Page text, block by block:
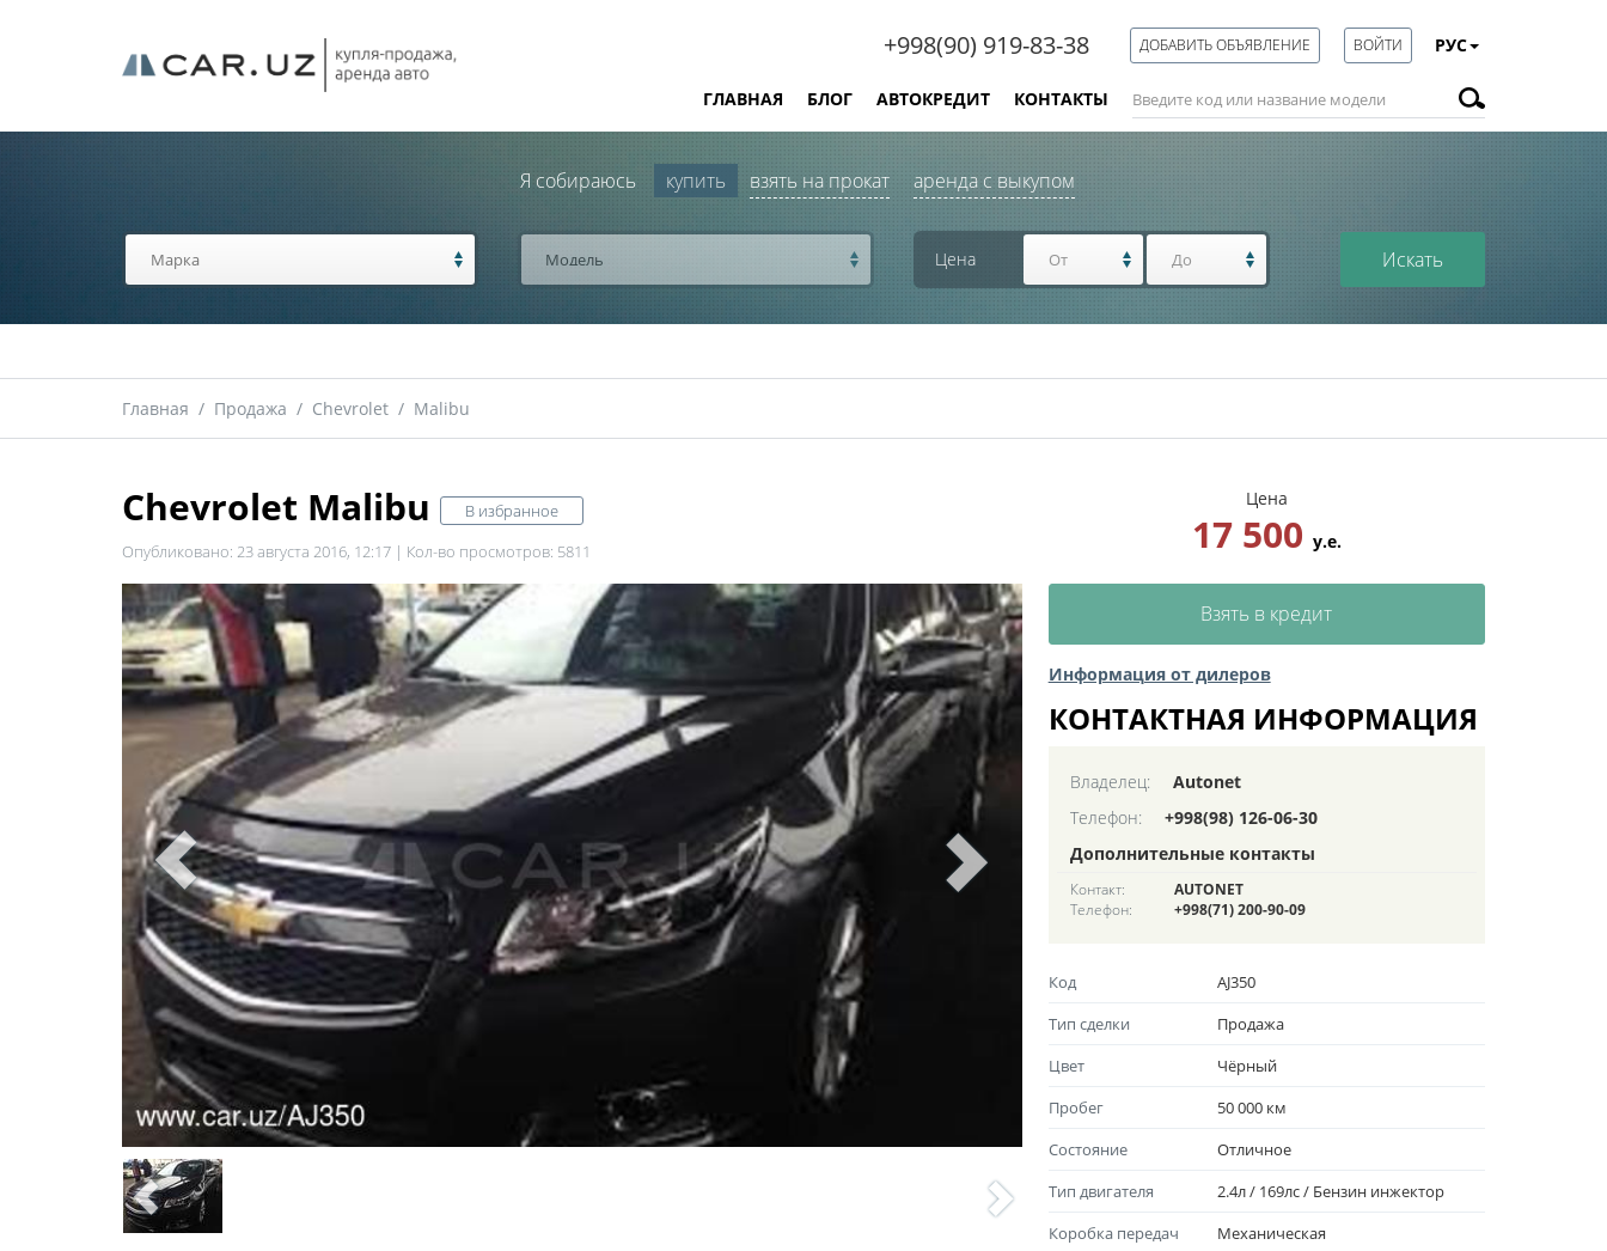
+998(90) 919-83-38 ДОБАВИТЬ ОБЪЯВЛЕНИЕ ВОЙТИ РУС
ГЛАВНАЯ БЛОГ АВТОКРЕДИТ КОНТАКТЫ
Я собираюсь купить взять на прокат аренда с выкупом
Модель Цена Искать
Главная / Продажа / Chevrolet / Malibu
Chevrolet Malibu
В избранное
Опубликовано: 23 августа 2016, 12:17 | Кол-во просмотров: 5811
Цена
17 500 у.е.
Взять в кредит
Информация от дилеров
КОНТАКТНАЯ ИНФОРМАЦИЯ
Владелец:
Autonet
Телефон:
+998(98) 126-06-30
Дополнительные контакты
Контакт:
AUTONET
Телефон:
+998(71) 200-90-09
Код
AJ350
Тип сделки
Продажа
Цвет
Чёрный
Пробег
50 000 км
Состояние
Отличноe
Тип двигателя
2.4л / 169лс / Бензин инжектор
Коробка передач
Механическая